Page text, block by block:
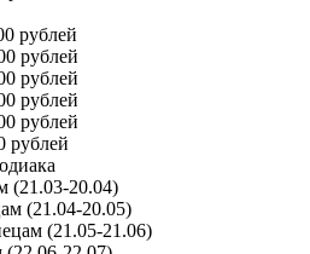
рублей
рублей
рублей
рублей
рублей
рублей
(21.03-20.04)
(21.04-20.05)
(21.05-21.06)